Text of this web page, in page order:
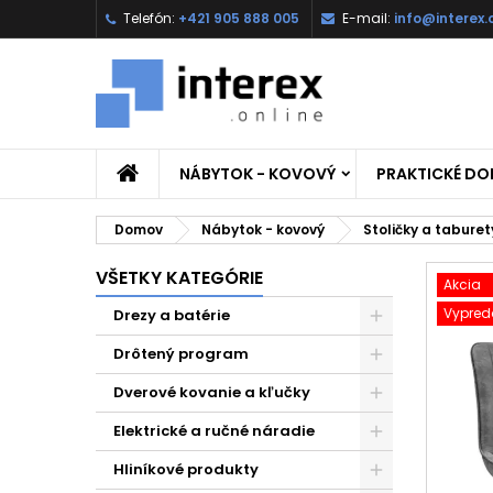
Telefón: +421 905 888 005 E-mail:
NÁBYTOK - KOVOVÝ PRAKTICKÉ
Domov Nábytok - kovový Stoličky a
VŠETKY KATEGÓRIE
Drezy a batérie
Drôtený program
Dverové kovanie a kľučky
Elektrické a ručné náradie
Hliníkové produkty
Akcia